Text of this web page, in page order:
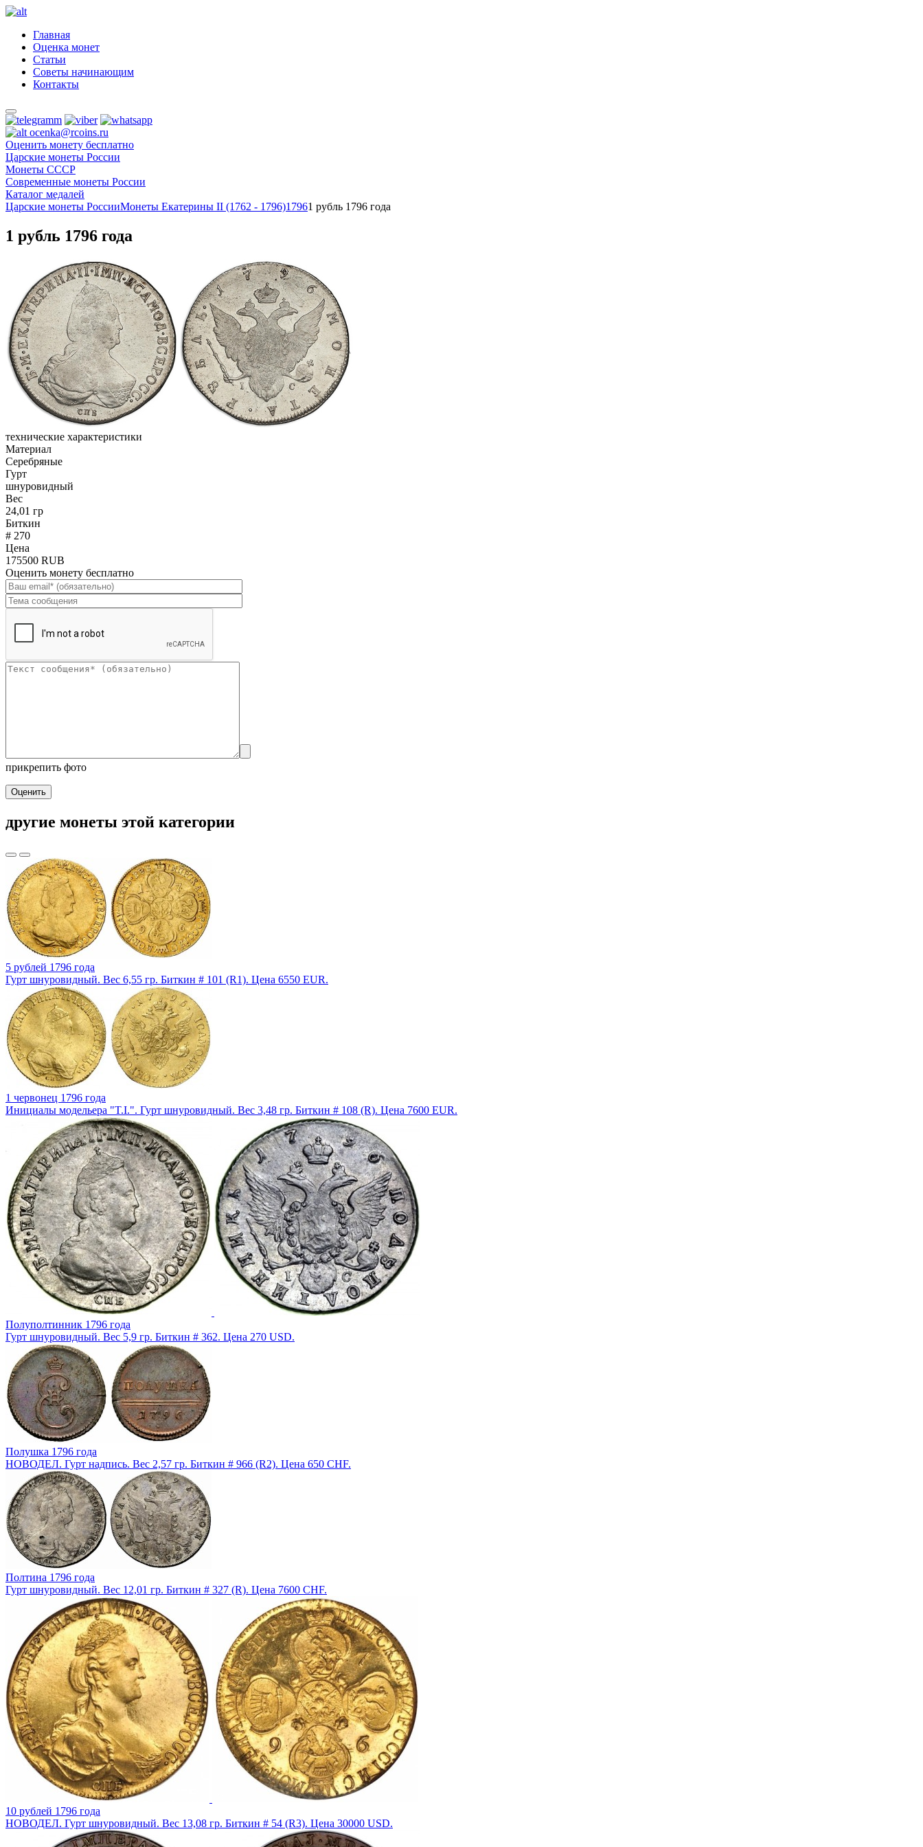
Главная
Оценка монет
Статьи
Советы начинающим
Контакты
ocenka@rcoins.ru
Оценить монету бесплатно
Царские монеты России
Монеты СССР
Современные монеты России
Каталог медалей
Царские монеты РоссииМонеты Екатерины II (1762 - 1796)17961 рубль 1796 года
1 рубль 1796 года
технические характеристики
Материал
Серебряные
Гурт
шнуровидный
Вес
24,01 гр
Биткин
# 270
Цена
175500 RUB
Оценить монету бесплатно
прикрепить фото
Оценить
другие монеты этой категории
5 рублей 1796 года
Гурт шнуровидный. Вес 6,55 гр. Биткин # 101 (R1). Цена 6550 EUR.
1 червонец 1796 года
Инициалы модельера "T.I.". Гурт шнуровидный. Вес 3,48 гр. Биткин # 108 (R). Цена 7600 EUR.
Полуполтинник 1796 года
Гурт шнуровидный. Вес 5,9 гр. Биткин # 362. Цена 270 USD.
Полушка 1796 года
НОВОДЕЛ. Гурт надпись. Вес 2,57 гр. Биткин # 966 (R2). Цена 650 CHF.
Полтина 1796 года
Гурт шнуровидный. Вес 12,01 гр. Биткин # 327 (R). Цена 7600 CHF.
10 рублей 1796 года
НОВОДЕЛ. Гурт шнуровидный. Вес 13,08 гр. Биткин # 54 (R3). Цена 30000 USD.